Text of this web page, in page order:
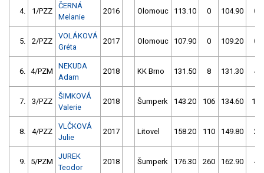
4. 1/PZZ
ČERNÁ
Melanie
2016 Olomouc 113.10 0 104.90 0
5. 2/PZZ
VOLÁKOVÁ
Gréta
2017 Olomouc 107.90 0 109.20 0
6. 4/PZM
NEKUDA
Adam
2018 KK Brno 131.50 8 131.30 4
7. 3/PZZ
ŠIMKOVÁ
Valerie
2018 Šumperk 143.20 106 134.60 14
8. 4/PZZ
VLČKOVÁ
Julie
2017 Litovel 158.20 110 149.80 2
9. 5/PZM
JUREK
Teodor
2018 Šumperk 176.30 260 162.90 4